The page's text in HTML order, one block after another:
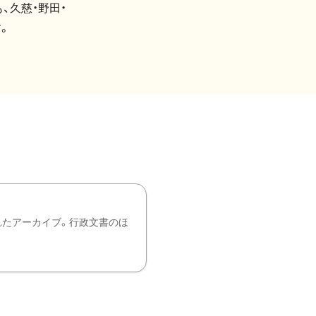
慈・野田・
アーカイブ。行政文書のほ